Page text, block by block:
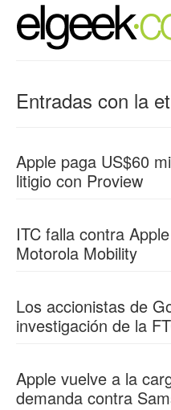
Entradas con la
Apple paga US$60
litigio con Proview
ITC falla contra
Motorola Mobility
Los accionistas de
investigación de la
Apple vuelve a la
demanda contra